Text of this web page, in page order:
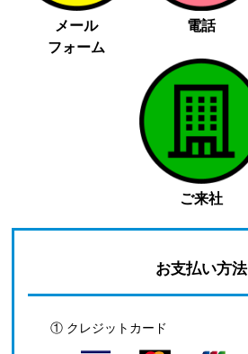
メール
フォーム
電話
ご来社
お支払い方法
① クレジットカード